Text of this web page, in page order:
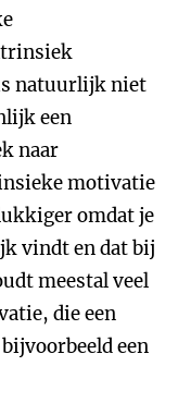
natuurlijk niet
een
naar
motivatie
omdat je
vindt en dat bij
meestal veel
die een
een